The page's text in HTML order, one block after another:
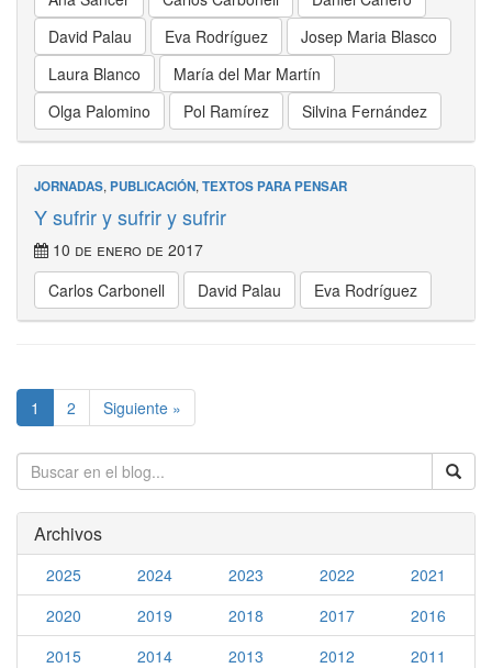
David Palau
Eva Rodríguez
Josep Maria Blasco
Laura Blanco
María del Mar Martín
Olga Palomino
Pol Ramírez Silvina Fernández
JORNADAS, PUBLICACIÓN, TEXTOS PARA PENSAR
Y sufrir y sufrir y sufrir
10 de enero de 2017
Carlos Carbonell
David Palau Eva Rodríguez
1 2 Siguiente »
Archivos
2025 2024 2023 2022
2021
2020
2019 2018 2017
2016
2015
2014 2013 2012
2011